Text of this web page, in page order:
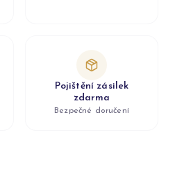
Pojištění zásilek
zdarma
Bezpečné doručení